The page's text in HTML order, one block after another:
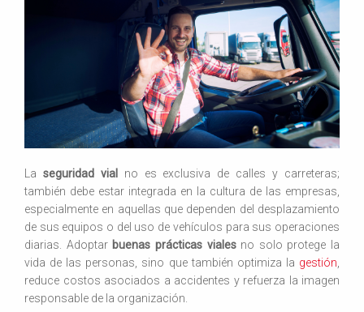
La seguridad vial
no es exclusiva de calles y carreteras;
también debe estar integrada en la cultura de las empresas,
especialmente en aquellas que dependen del desplazamiento
de sus equipos o del uso de vehículos para sus operaciones
diarias. Adoptar buenas prácticas vialesno solo protege la
vida de las personas, sino que también optimiza la gestión
reduce costos asociados a accidentes y refuerza la imagen
responsable de la organización.